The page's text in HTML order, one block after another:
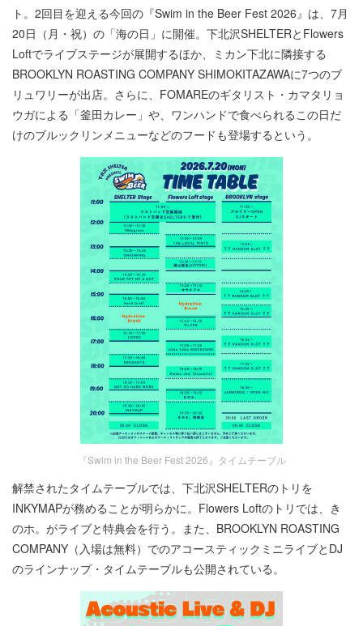
ト。2回目を迎える今回の『Swim in the Beer Fest 2026』は、7月
20日（月・祝）の「海の日」に開催。下北沢SHELTERとFlowers
Loftでライブステージが展開するほか、ミカン下北に隣接する
BROOKLYN ROASTING COMPANY SHIMOKITAZAWAに7つのブ
リュワリーが出店。さらに、FOMAREのギタリスト・カマタリョ
ウガによる「釜田カレー」や、ワンハンドで食べられるこの日だ
けのブルックリンメニューなどのフードも登場するという。
『Swim in the Beer Fest 2026』タイムテーブル
解禁されたタイムテーブルでは、下北沢SHELTERのトリを
INKYMAPが務めることが明らかに。Flowers Loftのトリでは、き
のホ。がライブと特典会を行う。また、BROOKLYN ROASTING
COMPANY（入場は無料）でのアコースティックミニライブとDJ
のラインナップ・タイムテーブルも公開されている。